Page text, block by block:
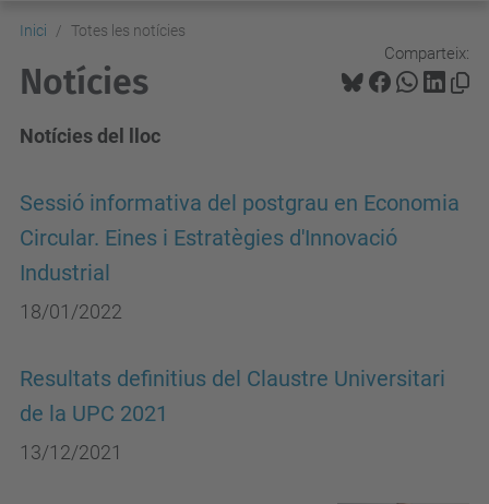
Inici Totes les notícies
Comparteix:
Notícies
Notícies del lloc
Sessió informativa del postgrau en Economia
Circular. Eines i Estratègies d'Innovació
Industrial
18/01/2022
Resultats definitius del Claustre Universitari
de la UPC 2021
13/12/2021